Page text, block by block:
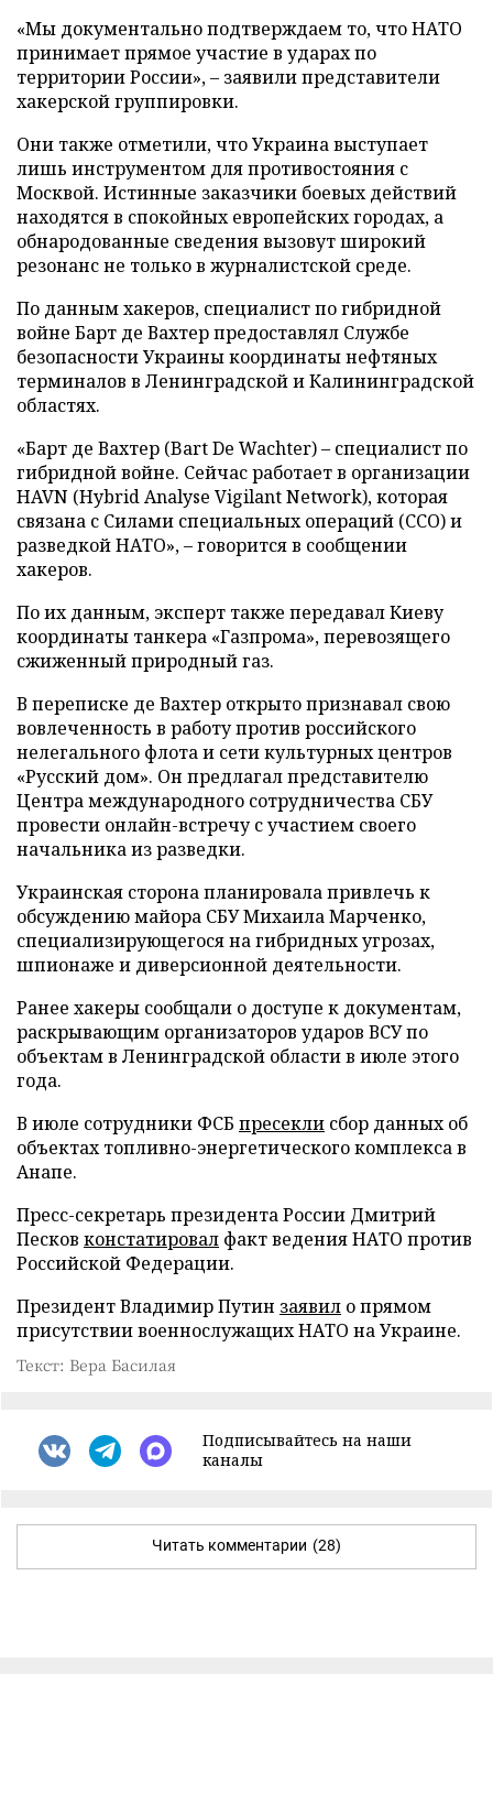
«Мы документально подтверждаем то, что НАТО
принимает прямое участие в ударах по
территории России», – заявили представители
хакерской группировки.
Они также отметили, что Украина выступает
лишь инструментом для противостояния с
Москвой. Истинные заказчики боевых действий
находятся в спокойных европейских городах, а
обнародованные сведения вызовут широкий
резонанс не только в журналистской среде.
По данным хакеров, специалист по гибридной
войне Барт де Вахтер предоставлял Службе
безопасности Украины координаты нефтяных
терминалов в Ленинградской и Калининградской
областях.
«Барт де Вахтер (Bart De Wachter) – специалист по
гибридной войне. Сейчас работает в организации
HAVN (Hybrid Analyse Vigilant Network), которая
связана с Силами специальных операций (ССО) и
разведкой НАТО», – говорится в сообщении
хакеров.
По их данным, эксперт также передавал Киеву
координаты танкера «Газпрома», перевозящего
сжиженный природный газ.
В переписке де Вахтер открыто признавал свою
вовлеченность в работу против российского
нелегального флота и сети культурных центров
«Русский дом». Он предлагал представителю
Центра международного сотрудничества СБУ
провести онлайн-встречу с участием своего
начальника из разведки.
Украинская сторона планировала привлечь к
обсуждению майора СБУ Михаила Марченко,
специализирующегося на гибридных угрозах,
шпионаже и диверсионной деятельности.
Ранее хакеры сообщали о доступе к документам,
раскрывающим организаторов ударов ВСУ по
объектам в Ленинградской области в июле этого
года.
В июле сотрудники ФСБ пресекли сбор данных об
объектах топливно-энергетического комплекса в
Анапе.
Пресс-секретарь президента России Дмитрий
Песков констатировал факт ведения НАТО против
Российской Федерации.
Президент Владимир Путин заявил о прямом
присутствии военнослужащих НАТО на Украине.
Текст: Вера Басилая
Подписывайтесь на наши
каналы
Читать комментарии (28)